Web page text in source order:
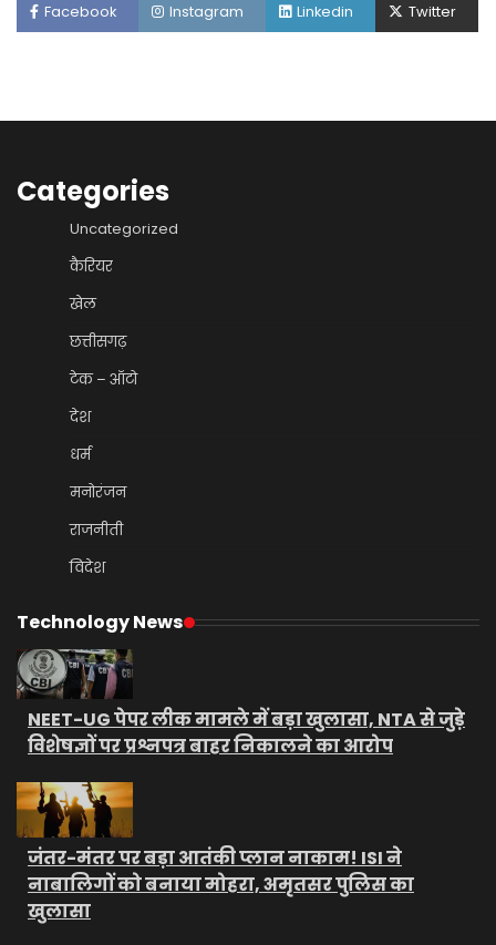
Facebook Instagram Linkedin Twitter
Categories
Uncategorized
कैरियर
खेल
छत्तीसगढ़
टेक – ऑटो
देश
धर्म
मनोरंजन
राजनीती
विदेश
Technology News
NEET-UG पेपर लीक मामले में बड़ा खुलासा, NTA से जुड़े
विशेषज्ञों पर प्रश्नपत्र बाहर निकालने का आरोप
जंतर-मंतर पर बड़ा आतंकी प्लान नाकाम! ISI ने
नाबालिगों को बनाया मोहरा, अमृतसर पुलिस का
खुलासा